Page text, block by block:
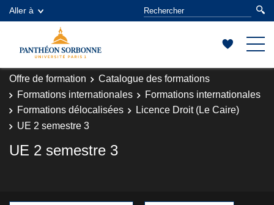
Aller à
Offre de formation
Catalogue des formations
Formations internationales
Formations internationales
Formations délocalisées
Licence Droit (Le Caire)
UE 2 semestre 3
UE 2 semestre 3